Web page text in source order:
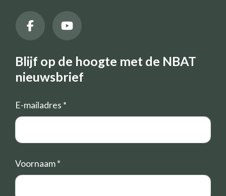
Blijf op de hoogte met de NBAT
nieuwsbrief
E-mailadres *
Voornaam*